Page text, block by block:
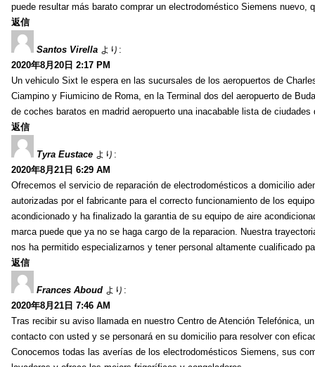
puede resultar más barato comprar un electrodoméstico Siemens nuevo,
返信
Santos Virella より:
2020年8月20日 2:17 PM
Un vehiculo Sixt le espera en las sucursales de los aeropuertos de
Ciampino y Fiumicino de Roma, en la Terminal dos del aeropuerto de
de coches baratos en madrid aeropuerto una inacabable lista de
返信
Tyra Eustace より:
2020年8月21日 6:29 AM
Ofrecemos el servicio de reparación de electrodomésticos a domicilio
autorizadas por el fabricante para el correcto funcionamiento de los
acondicionado y ha finalizado la garantia de su equipo de aire
marca puede que ya no se haga cargo de la reparacion. Nuestra
nos ha permitido especializarnos y tener personal altamente cualificado
返信
Frances Aboud より:
2020年8月21日 7:46 AM
Tras recibir su aviso llamada en nuestro Centro de Atención Telefónica,
contacto con usted y se personará en su domicilio para resolver con
Conocemos todas las averías de los electrodomésticos Siemens, sus